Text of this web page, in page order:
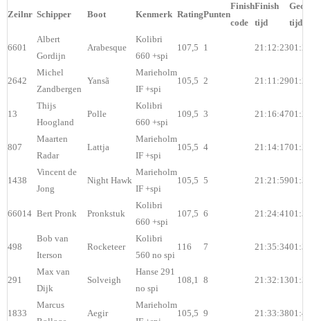
Zeilnr Schipper Boot Kenmerk RatingPunten
Finish
code
Finish
tijd
tijd
6601
Albert
Gordijn
Arabesque
Kolibri
660 +spi
107,5 1 21:12:23
2642
Michel
Zandbergen
Yansã
Marieholm
IF +spi
105,5 2 21:11:29
13
Thijs
Hoogland
Polle
Kolibri
660 +spi
109,5 3 21:16:47
807
Maarten
Radar
Lattja
Marieholm
IF +spi
105,5 4 21:14:17
1438
Vincent de
Jong
Night Hawk
Marieholm
IF +spi
105,5 5 21:21:59
66014 Bert Pronk Pronkstuk
Kolibri
660 +spi
107,5 6 21:24:41
498
Bob van
Iterson
Rocketeer
Kolibri
560 no spi
116 7 21:35:34
291
Max van
Dijk
Solveigh
Hanse 291
no spi
108,1 8 21:32:13
1833
Marcus
Aegir
Marieholm
105,5 9 21:33:38